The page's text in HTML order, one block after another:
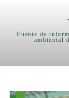
Fuente de
ambiental